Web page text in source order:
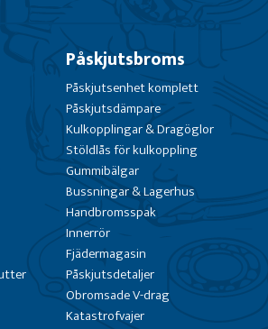
Påskjutsbroms
Påskjutsenhet komplett
Påskjutsdämpare
Kulkopplingar & Dragöglor
Stöldlås för kulkoppling
Gummibälgar
Bussningar & Lagerhus
Handbromsspak
Innerrör
Fjädermagasin
Påskjutsdetaljer
Obromsade V-drag
Katastrofvajer